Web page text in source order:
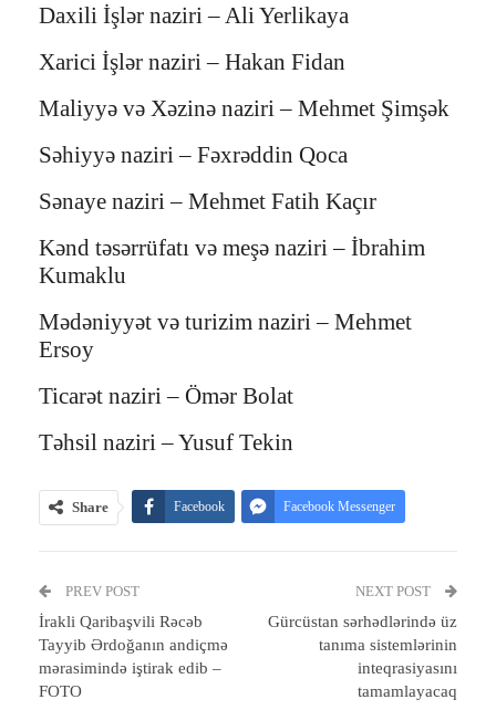
Daxili İşlər naziri – Ali Yerlikaya
Xarici İşlər naziri – Hakan Fidan
Maliyyə və Xəzinə naziri – Mehmet Şimşək
Səhiyyə naziri – Fəxrəddin Qoca
Sənaye naziri – Mehmet Fatih Kaçır
Kənd təsərrüfatı və meşə naziri – İbrahim
Kumaklu
Mədəniyyət və turizim naziri – Mehmet
Ersoy
Ticarət naziri – Ömər Bolat
Təhsil naziri – Yusuf Tekin
Share Facebook Facebook Messenger
Email
PREV POST
İrakli Qaribaşvili Rəcəb
Tayyib Ərdoğanın andiçmə
mərasimində iştirak edib –
FOTO
NEXT POST
Gürcüstan sərhədlərində üz
tanıma sistemlərinin
inteqrasiyasını
tamamlayacaq